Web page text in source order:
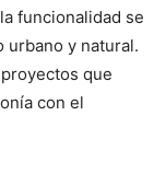
funcionalidad se
urbano y natural.
que
con el